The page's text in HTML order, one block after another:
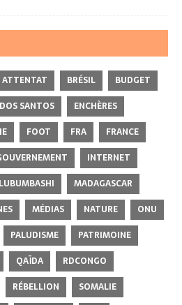
ATTENTAT BRÉSIL
BUDGET
DOS SANTOS
ENCHÈRES
FOOT FRA
FRANCE
INTERNET
LUBUMBASHI
MADAGASCAR
MÉDIAS NATURE
ONU
PALUDISME
PATRIMOINE
QAÏDA
RDCONGO
RÉBELLION
SOMALIE